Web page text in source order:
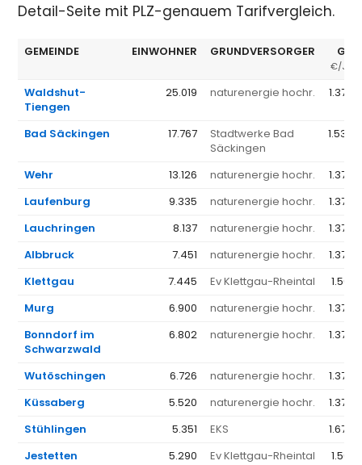
Detail-Seite mit PLZ-genauem Tarifvergleich.
GEMEINDE EINWOHNER GRUNDVERSORGER GV
€/
Waldshut-
Tiengen
25.019 naturenergie hochr. 1.376
Bad Säckingen 17.767
Stadtwerke Bad
Säckingen
1.533
Wehr 13.126 naturenergie hochr.
1.376
Laufenburg
9.335 naturenergie hochr.
1.376
Lauchringen
8.137 naturenergie hochr.
1.376
Albbruck
7.451 naturenergie hochr.
1.376
Klettgau
7.445 Ev Klettgau-Rheintal
1.561
Murg
6.900 naturenergie hochr.
1.376
Bonndorf im
Schwarzwald
6.802 naturenergie hochr. 1.376
Wutöschingen 6.726 naturenergie hochr.
1.376
Küssaberg
5.520 naturenergie hochr.
1.376
Stühlingen
5.351 EKS
1.678
Jestetten
5.290 Ev Klettgau-Rheintal
1.561